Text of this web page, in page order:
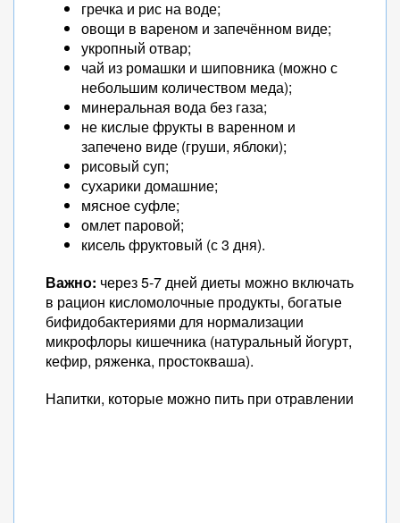
гречка и рис на воде;
овощи в вареном и запечённом виде;
укропный отвар;
чай из ромашки и шиповника (можно с
небольшим количеством меда);
минеральная вода без газа;
не кислые фрукты в варенном и
запечено виде (груши, яблоки);
рисовый суп;
сухарики домашние;
мясное суфле;
омлет паровой;
кисель фруктовый (с 3 дня).
Важно: через 5-7 дней диеты можно включать
в рацион кисломолочные продукты, богатые
бифидобактериями для нормализации
микрофлоры кишечника (натуральный йогурт,
кефир, ряженка, простокваша).
Напитки, которые можно пить при отравлении